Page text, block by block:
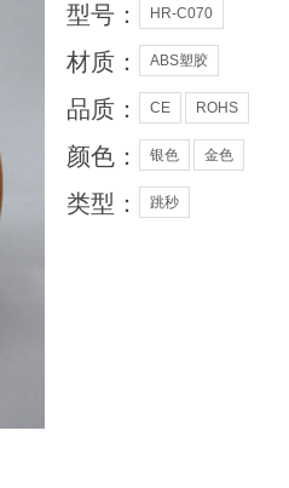
型号：
HR-C070
材质： ABS塑胶
品质： CE ROHS
颜色： 银色 金色
类型： 跳秒